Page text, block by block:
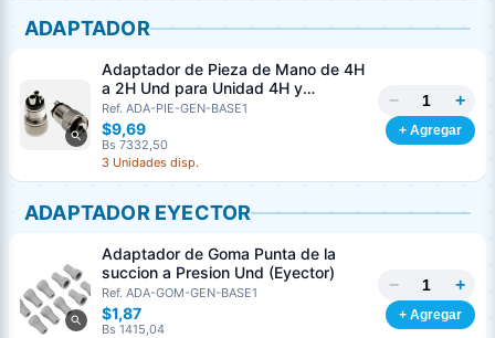
ADAPTADOR
Adaptador de Pieza de Mano de 4H
a 2H Und para Unidad 4H y
Turbinas 2H
Ref. ADA-PIE-GEN-BASE1
$9,69
Bs 7332,50
3 Unidades disp.
− +
+ Agregar
ADAPTADOR EYECTOR
Adaptador de Goma Punta de la
succion a Presion Und (Eyector)
Ref. ADA-GOM-GEN-BASE1
$1,87
Bs 1415,04
− +
+ Agregar